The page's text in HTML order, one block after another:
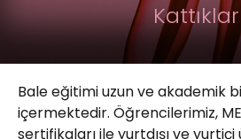
Bale eğitimi uzun ve akademik
içermektedir. Öğrencilerimiz,
sertifikaları ile yurtdışı ve